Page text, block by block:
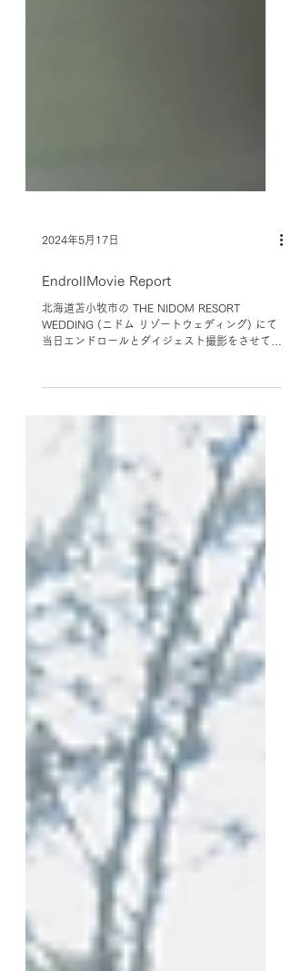
2024年5月17日
EndrollMovie Report
WEDDING (ニドム リゾートウェディング) にて
ただきました。 当日の朝は、少し雨が降ってし
まったため、外での披露宴が難しいかと思われま
したが、開始前に雨が上がり、予定通り外で行う
ことができました。 お二人は自然に囲まれなが
らの特別な空間で挙式を上げ、ゲストの皆様も、
お二人の幸せな瞬間を見守りながら、温かい雰囲
気が会場全体に広がっていました。 披露宴で
は、お二人とゲストの方々の笑顔が絶えず、特に
お二人の親しい友人からのサプライズメッセージ
には会場中が感動に包まれました。歓談や食事を
楽しむ中で、お二人の幸せを願う心温まる時間が
流れていました。 私たち撮影チームも、その感
動的なシーンを余すところなく記録することがで
き、とても光栄でした。 この特別な一日をお二
人と共に過ごし、その幸せを映像に収めることが
できたことに心から感謝しています。これからも
末永くお幸せに過ごされることをお祈りしており
ます。 カメラ：ブラックマジック シネマカメラ
カメラマン：Ch